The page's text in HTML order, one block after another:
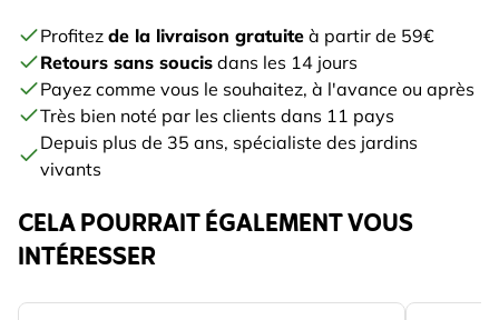
Profitez de la livraison gratuite à partir de 59€
Retours sans soucis dans les 14 jours
Payez comme vous le souhaitez, à l'avance ou après
Très bien noté par les clients dans 11 pays
Depuis plus de 35 ans, spécialiste des jardins
vivants
CELA POURRAIT ÉGALEMENT VOUS
INTÉRESSER